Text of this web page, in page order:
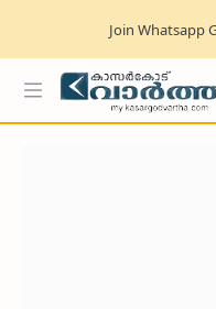
Join Whatsapp